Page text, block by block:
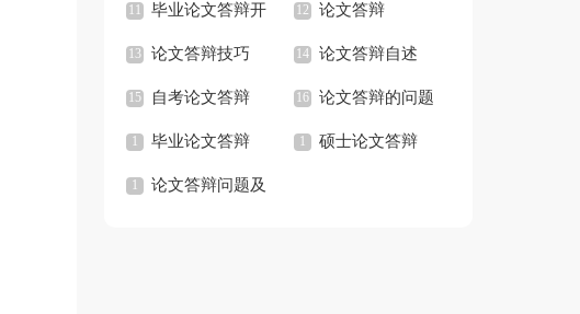
场白毕业论文答辩开
场白
论文答辩
论文答辩技巧 论文答辩自述
自考论文答辩 论文答辩的问题
毕业论文答辩 硕士论文答辩
论文答辩问题及